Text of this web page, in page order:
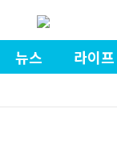
뉴스 라이프